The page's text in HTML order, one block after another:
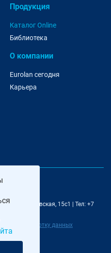
Продукция
Каталог Online
Библиотека
О компании
Eurolan сегодня
Карьера
7-я Кожуховская, 15с1 | Тел: +7
на обработку данных